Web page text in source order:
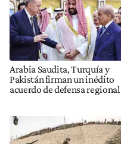
Arabia Saudita, Turquía y
Pakistán firman un inédito
acuerdo de defensa regional